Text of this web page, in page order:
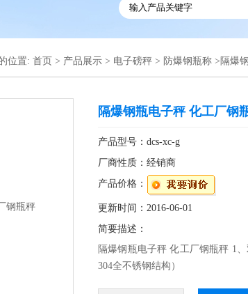
位置: 首页 > 产品展示 > 电子磅秤 > 防爆钢瓶称 >隔爆
隔爆钢瓶电子秤 化工厂钢
产品型号：dcs-xc-g
厂商性质：经销商
产品价格：
更新时间：2016-06-01
简要描述：
隔爆钢瓶电子秤 化工厂钢瓶秤 1
304全不锈钢结构）